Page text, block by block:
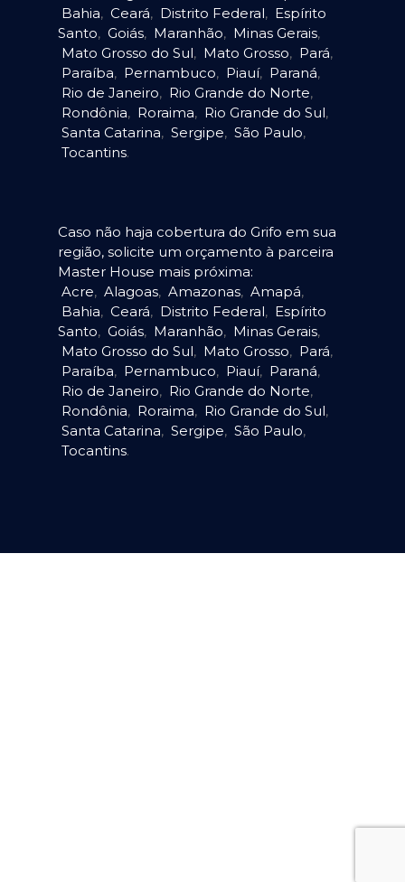
Bahia, Ceará, Distrito Federal, Espírito
Santo, Goiás, Maranhão, Minas Gerais,
Mato Grosso do Sul, Mato Grosso, Pará,
Paraíba, Pernambuco, Piauí, Paraná,
Rio de Janeiro, Rio Grande do Norte,
Rondônia, Roraima, Rio Grande do Sul,
Santa Catarina, Sergipe, São Paulo,
Tocantins.
Caso não haja cobertura do Grifo em sua
região, solicite um orçamento à parceira
Master House mais próxima:
Acre, Alagoas, Amazonas, Amapá,
Bahia, Ceará, Distrito Federal, Espírito
Santo, Goiás, Maranhão, Minas Gerais,
Mato Grosso do Sul, Mato Grosso, Pará,
Paraíba, Pernambuco, Piauí, Paraná,
Rio de Janeiro, Rio Grande do Norte,
Rondônia, Roraima, Rio Grande do Sul,
Santa Catarina, Sergipe, São Paulo,
Tocantins.